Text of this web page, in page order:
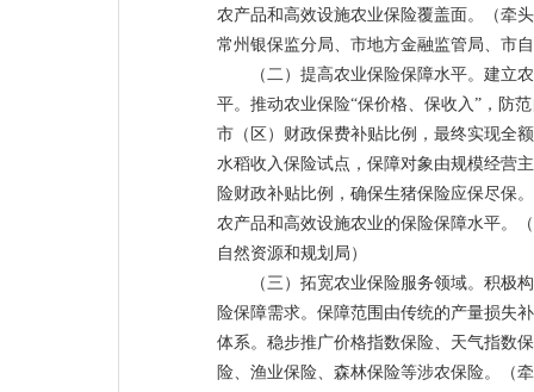
农产品和高效设施农业保险覆盖面。（牵
常州银保监分局、市地方金融监管局、市
（二）提高农业保险保障水平。建立
平。推动农业保险“保价格、保收入”，防
市（区）财政保费补贴比例，最终实现全
水稻收入保险试点，保障对象由规模经营
险财政补贴比例，确保生猪保险应保尽保
农产品和高效设施农业的保险保障水平。
自然资源和规划局）
（三）拓宽农业保险服务领域。积极
险保障需求。保障范围由传统的产量损失
体系。稳步推广价格指数保险、天气指数
险、渔业保险、森林保险等涉农保险。（